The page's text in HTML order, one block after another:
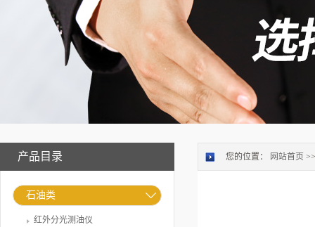
产品目录
石油类
红外分光测油仪
您的位置： 网站首页